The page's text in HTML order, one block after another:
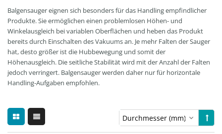
Balgensauger eignen sich besonders für das Handling empfindlicher
Produkte. Sie ermöglichen einen problemlosen Höhen- und
Winkelausgleich bei variablen Oberflächen und heben das Produkt
bereits durch Einschalten des Vakuums an. Je mehr Falten der Sauger
hat, desto größer ist die Hubbewegung und somit der
Höhenausgleich. Die seitliche Stabilität wird mit der Anzahl der Falten
jedoch verringert. Balgensauger werden daher nur für horizontale
Handling-Aufgaben empfohlen.